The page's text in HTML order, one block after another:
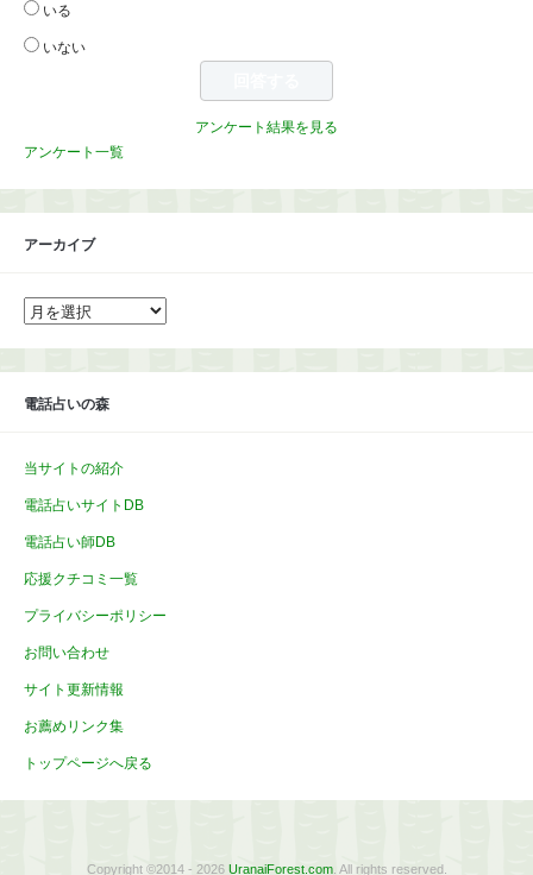
いる
いない
アンケート結果を見る
アンケート一覧
アーカイブ
ア
ー
イ
電話占いの森
当サイトの紹介
電話占いサイトDB
電話占い師DB
応援クチコミ一覧
プライバシーポリシー
お問い合わせ
サイト更新情報
お薦めリンク集
トップページへ戻る
Copyright ©2014 - 2026 UranaiForest.com. All rights reserved.